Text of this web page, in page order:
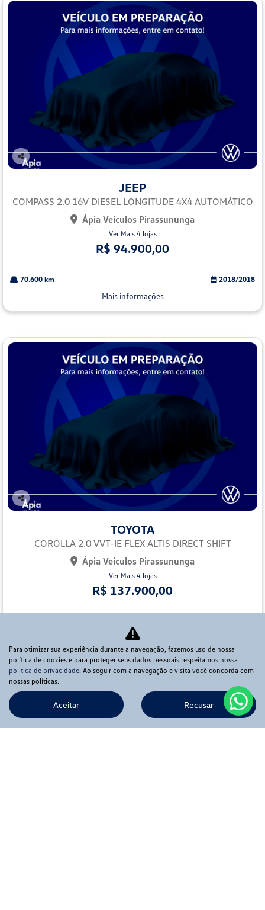
Co
lhe
JEEP
COMPASS 2.0 16V DIESEL LONGITUDE 4X4 AUTOMÁTICO
Ápia Veículos Pirassununga
Ver Mais 4 lojas
R$ 94.900,00
70.600 km 2018/2018
Mais informações
Co
TOYOTA
COROLLA 2.0 VVT-IE FLEX ALTIS DIRECT SHIFT
Ápia Veículos Pirassununga
Ver Mais 4 lojas
R$ 137.900,00
Mais informações
Para otimizar sua experiência durante a navegação, fazemos uso de nossa
política de cookies e para proteger seus dados pessoais respeitamos nossa
política de privacidade. Ao seguir com a navegação e visita você concorda com
nossas políticas.
Aceitar Recusar